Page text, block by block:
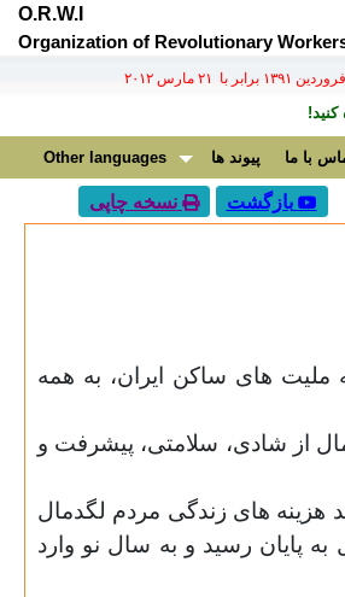
O.R.W.I
Organization of Revolutionary
کنید!
با ما پیوند ها Other languages
بازگشت نسخه چاپی
ملیت های ساکن ایران، به همه
از شادی، سلامتی، پیشرفت و
هزینه های زندگی مردم لگدمال
پایان رسید و به سال نو وارد